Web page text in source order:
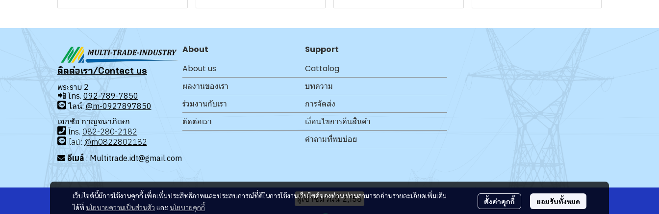
เว็บไซต์นี้มีการใช้งานคุกกี้ เพื่อเพิ่มประสิทธิภาพและประสบการณ์ที่ดีในการใช้งานเว็บไซต์ของท่าน ท่านสามารถอ่านรายละเอียดเพิ่มเติม
ได้ที่ นโยบายความเป็นส่วนตัว และ นโยบายคุกกี้
ตั้งค่าคุกกี้ ยอมรับทั้งหมด
ติดต่อเรา/Contact us
พระราม 2
📲 โทร. 092-789-7850
ไลน์: @m-0927897850
เอกชัย กาญจนาภิเษก
โทร. 082-280-2182
ไลน์: @m0822802182
อีเมล์ : Multitrade.idt@gmail.com
About
About us
ผลงานของเรา
ร่วมงานกับเรา
ติดต่อเรา
Support
Cattalog
บทความ
การจัดส่ง
เงื่อนไขการคืนสินค้า
คำถามที่พบบ่อย
ผู้เข้าชมวันนี้2,158